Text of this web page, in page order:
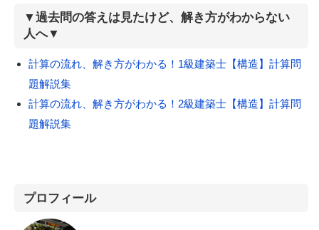
▼過去問の答えは見たけど、解き方がわからない
人へ▼
計算の流れ、解き方がわかる！1級建築士【構造】計算問
題解説集
計算の流れ、解き方がわかる！2級建築士【構造】計算問
題解説集
プロフィール